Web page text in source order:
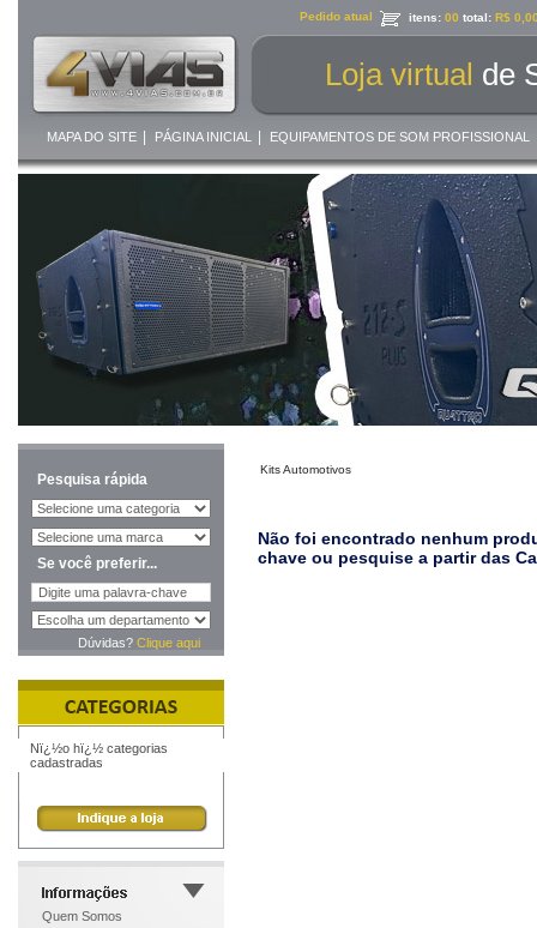
Pedido atual itens: 00 total: R$
Loja virtual de
MAPA DO SITE| PÁGINA INICIAL | EQUIPAMENTOS DE SOM PROFISSIONAL
Pesquisa rápida
Se você preferir...
Dúvidas? Clique aqui
Nï¿½o hï¿½ categorias
cadastradas
Quem Somos
Kits Automotivos
Não foi encontrado nenhum
chave ou pesquise a partir das